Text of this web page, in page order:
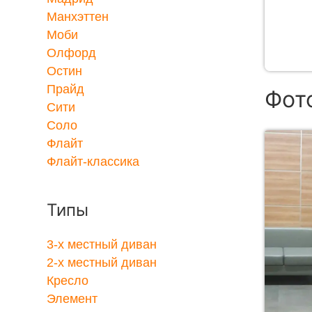
Манхэттен
Моби
Олфорд
Остин
Прайд
Сити
Соло
Флайт
Флайт-классика
Типы
3-x местный диван
2-x местный диван
Кресло
Элемент